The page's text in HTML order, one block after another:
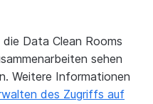
Data Clean Rooms
sehen
Weitere Informationen
des Zugriffs auf